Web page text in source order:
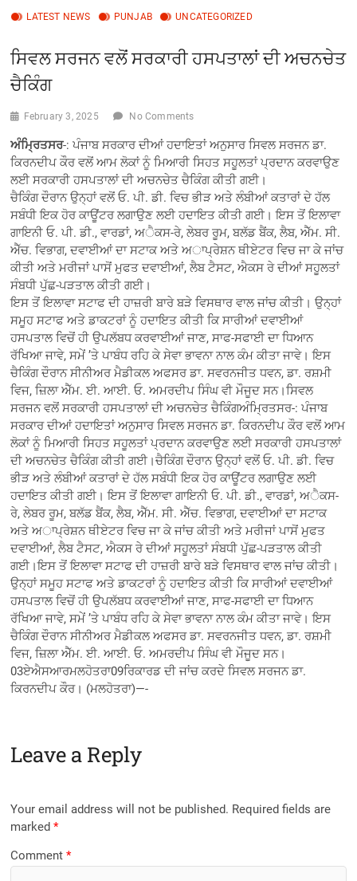
LATEST NEWS PUNJAB UNCATEGORIZED
ਸਿਵਲ ਸਰਜਨ ਵਲੋਂ ਸਰਕਾਰੀ ਹਸਪਤਾਲਾਂ ਦੀ ਅਚਨਚੇਤ
ਚੈਕਿੰਗ
February 3, 2025 No Comments
ਅੰਮ੍ਰਿਤਸਰ-: ਪੰਜਾਬ ਸਰਕਾਰ ਦੀਆਂ ਹਦਾਇਤਾਂ ਅਨੁਸਾਰ ਸਿਵਲ ਸਰਜਨ ਡਾ.
ਕਿਰਨਦੀਪ ਕੌਰ ਵਲੋਂ ਆਮ ਲੋਕਾਂ ਨੂੰ ਮਿਆਰੀ ਸਿਹਤ ਸਹੂਲਤਾਂ ਪ੍ਰਦਾਨ ਕਰਵਾਉਣ
ਲਈ ਸਰਕਾਰੀ ਹਸਪਤਾਲਾਂ ਦੀ ਅਚਨਚੇਤ ਚੈਕਿੰਗ ਕੀਤੀ ਗਈ।
ਚੈਕਿੰਗ ਦੌਰਾਨ ਉਨ੍ਹਾਂ ਵਲੋਂ ਓ. ਪੀ. ਡੀ. ਵਿਚ ਭੀੜ ਅਤੇ ਲੰਬੀਆਂ ਕਤਾਰਾਂ ਦੇ ਹੱਲ
ਸਬੰਧੀ ਇਕ ਹੋਰ ਕਾਊਂਟਰ ਲਗਾਉਣ ਲਈ ਹਦਾਇਤ ਕੀਤੀ ਗਈ। ਇਸ ਤੋਂ ਇਲਾਵਾ
ਗਾਇਨੀ ਓ. ਪੀ. ਡੀ., ਵਾਰਡਾਂ, ਅੈਕਸ-ਰੇ, ਲੇਬਰ ਰੂਮ, ਬਲੱਡ ਬੈਂਕ, ਲੈਬ, ਐੱਮ. ਸੀ.
ਐੱਚ. ਵਿਭਾਗ, ਦਵਾਈਆਂ ਦਾ ਸਟਾਕ ਅਤੇ ਅਾਪ੍ਰੇਸ਼ਨ ਥੀਏਟਰ ਵਿਚ ਜਾ ਕੇ ਜਾਂਚ
ਕੀਤੀ ਅਤੇ ਮਰੀਜਾਂ ਪਾਸੋਂ ਮੁਫਤ ਦਵਾਈਆਂ, ਲੈਬ ਟੈਸਟ, ਐਕਸ ਰੇ ਦੀਆਂ ਸਹੂਲਤਾਂ
ਸੰਬਧੀ ਪੁੱਛ-ਪੜਤਾਲ ਕੀਤੀ ਗਈ।
ਇਸ ਤੋਂ ਇਲਾਵਾ ਸਟਾਫ ਦੀ ਹਾਜ਼ਰੀ ਬਾਰੇ ਬੜੇ ਵਿਸਥਾਰ ਵਾਲ ਜਾਂਚ ਕੀਤੀ। ਉਨ੍ਹਾਂ
ਸਮੂਹ ਸਟਾਫ ਅਤੇ ਡਾਕਟਰਾਂ ਨੂੰ ਹਦਾਇਤ ਕੀਤੀ ਕਿ ਸਾਰੀਆਂ ਦਵਾਈਆਂ
ਹਸਪਤਾਲ ਵਿਚੋਂ ਹੀ ਉਪਲੱਬਧ ਕਰਵਾਈਆਂ ਜਾਣ, ਸਾਫ-ਸਫਾਈ ਦਾ ਧਿਆਨ
ਰੱਖਿਆ ਜਾਵੇ, ਸਮੇਂ ’ਤੇ ਪਾਬੰਧ ਰਹਿ ਕੇ ਸੇਵਾ ਭਾਵਨਾ ਨਾਲ ਕੰਮ ਕੀਤਾ ਜਾਵੇ। ਇਸ
ਚੈਕਿੰਗ ਦੌਰਾਨ ਸੀਨੀਅਰ ਮੈਡੀਕਲ ਅਫਸਰ ਡਾ. ਸਵਰਨਜੀਤ ਧਵਨ, ਡਾ. ਰਸ਼ਮੀ
ਵਿਜ, ਜ਼ਿਲਾ ਐੱਮ. ਈ. ਆਈ. ਓ. ਅਮਰਦੀਪ ਸਿੰਘ ਵੀ ਮੌਜੂਦ ਸਨ।ਸਿਵਲ
ਸਰਜਨ ਵਲੋਂ ਸਰਕਾਰੀ ਹਸਪਤਾਲਾਂ ਦੀ ਅਚਨਚੇਤ ਚੈਕਿੰਗਅੰਮ੍ਰਿਤਸਰ-: ਪੰਜਾਬ
ਸਰਕਾਰ ਦੀਆਂ ਹਦਾਇਤਾਂ ਅਨੁਸਾਰ ਸਿਵਲ ਸਰਜਨ ਡਾ. ਕਿਰਨਦੀਪ ਕੌਰ ਵਲੋਂ ਆਮ
ਲੋਕਾਂ ਨੂੰ ਮਿਆਰੀ ਸਿਹਤ ਸਹੂਲਤਾਂ ਪ੍ਰਦਾਨ ਕਰਵਾਉਣ ਲਈ ਸਰਕਾਰੀ ਹਸਪਤਾਲਾਂ
ਦੀ ਅਚਨਚੇਤ ਚੈਕਿੰਗ ਕੀਤੀ ਗਈ।ਚੈਕਿੰਗ ਦੌਰਾਨ ਉਨ੍ਹਾਂ ਵਲੋਂ ਓ. ਪੀ. ਡੀ. ਵਿਚ
ਭੀੜ ਅਤੇ ਲੰਬੀਆਂ ਕਤਾਰਾਂ ਦੇ ਹੱਲ ਸਬੰਧੀ ਇਕ ਹੋਰ ਕਾਊਂਟਰ ਲਗਾਉਣ ਲਈ
ਹਦਾਇਤ ਕੀਤੀ ਗਈ। ਇਸ ਤੋਂ ਇਲਾਵਾ ਗਾਇਨੀ ਓ. ਪੀ. ਡੀ., ਵਾਰਡਾਂ, ਅੈਕਸ-
ਰੇ, ਲੇਬਰ ਰੂਮ, ਬਲੱਡ ਬੈਂਕ, ਲੈਬ, ਐੱਮ. ਸੀ. ਐੱਚ. ਵਿਭਾਗ, ਦਵਾਈਆਂ ਦਾ ਸਟਾਕ
ਅਤੇ ਅਾਪ੍ਰੇਸ਼ਨ ਥੀਏਟਰ ਵਿਚ ਜਾ ਕੇ ਜਾਂਚ ਕੀਤੀ ਅਤੇ ਮਰੀਜਾਂ ਪਾਸੋਂ ਮੁਫਤ
ਦਵਾਈਆਂ, ਲੈਬ ਟੈਸਟ, ਐਕਸ ਰੇ ਦੀਆਂ ਸਹੂਲਤਾਂ ਸੰਬਧੀ ਪੁੱਛ-ਪੜਤਾਲ ਕੀਤੀ
ਗਈ।ਇਸ ਤੋਂ ਇਲਾਵਾ ਸਟਾਫ ਦੀ ਹਾਜ਼ਰੀ ਬਾਰੇ ਬੜੇ ਵਿਸਥਾਰ ਵਾਲ ਜਾਂਚ ਕੀਤੀ।
ਉਨ੍ਹਾਂ ਸਮੂਹ ਸਟਾਫ ਅਤੇ ਡਾਕਟਰਾਂ ਨੂੰ ਹਦਾਇਤ ਕੀਤੀ ਕਿ ਸਾਰੀਆਂ ਦਵਾਈਆਂ
ਹਸਪਤਾਲ ਵਿਚੋਂ ਹੀ ਉਪਲੱਬਧ ਕਰਵਾਈਆਂ ਜਾਣ, ਸਾਫ-ਸਫਾਈ ਦਾ ਧਿਆਨ
ਰੱਖਿਆ ਜਾਵੇ, ਸਮੇਂ ’ਤੇ ਪਾਬੰਧ ਰਹਿ ਕੇ ਸੇਵਾ ਭਾਵਨਾ ਨਾਲ ਕੰਮ ਕੀਤਾ ਜਾਵੇ। ਇਸ
ਚੈਕਿੰਗ ਦੌਰਾਨ ਸੀਨੀਅਰ ਮੈਡੀਕਲ ਅਫਸਰ ਡਾ. ਸਵਰਨਜੀਤ ਧਵਨ, ਡਾ. ਰਸ਼ਮੀ
ਵਿਜ, ਜ਼ਿਲਾ ਐੱਮ. ਈ. ਆਈ. ਓ. ਅਮਰਦੀਪ ਸਿੰਘ ਵੀ ਮੌਜੂਦ ਸਨ।
03ਏਐਸਆਰਮਲਹੋਤਰਾ09ਰਿਕਾਰਡ ਦੀ ਜਾਂਚ ਕਰਦੇ ਸਿਵਲ ਸਰਜਨ ਡਾ.
ਕਿਰਨਦੀਪ ਕੌਰ। (ਮਲਹੋਤਰਾ)—-
Leave a Reply
Your email address will not be published. Required fields are
marked*
Comment*